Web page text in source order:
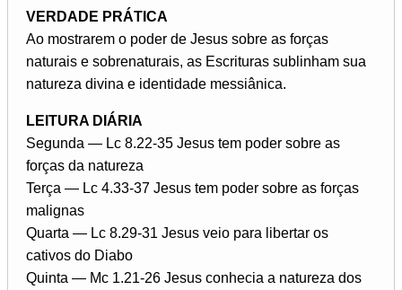
VERDADE PRÁTICA
Ao mostrarem o poder de Jesus sobre as forças
naturais e sobrenaturais, as Escrituras sublinham sua
natureza divina e identidade messiânica.
LEITURA DIÁRIA
Segunda — Lc 8.22-35 Jesus tem poder sobre as
forças da natureza
Terça — Lc 4.33-37 Jesus tem poder sobre as forças
malignas
Quarta — Lc 8.29-31 Jesus veio para libertar os
cativos do Diabo
Quinta — Mc 1.21-26 Jesus conhecia a natureza dos